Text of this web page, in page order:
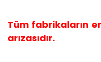
Tüm fabrikaların
arızasıdır.